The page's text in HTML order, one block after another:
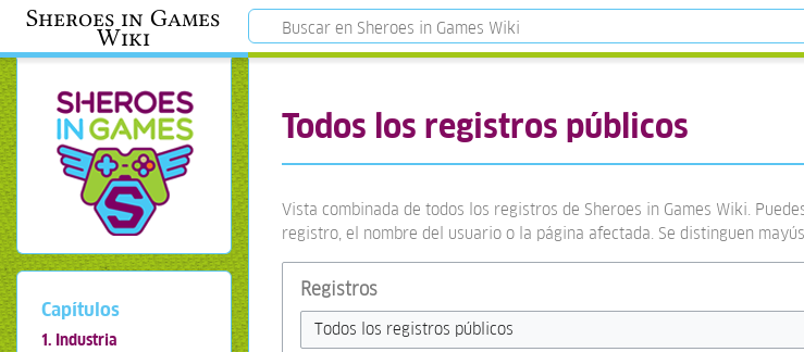
Sheroes in Games
Wiki
Todos los registros públicos
Vista combinada de todos los registros de Sheroes in Games Wiki.
registro, el nombre del usuario o la página afectada. Se distinguen
Registros
Todos los registros públicos
Capítulos
1. Industria